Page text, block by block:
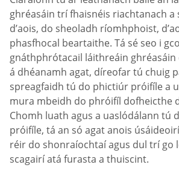
ghréasáin trí fhaisnéis riachtanach
d’aois, do sheoladh ríomhphoist,
phasfhocal beartaithe. Tá sé seo i
gnáthphrótacail láithreáin ghréasáin
á dhéanamh agat, díreofar tú chuig
spreagfaidh tú do phictiúr próifíle a
mura mbeidh do phróifíl dofheicthe
Chomh luath agus a uaslódálann tú
próifíle, tá an só agat anois
réir do shonraíochtaí agus dul trí go
scagairí atá furasta a thuiscint.